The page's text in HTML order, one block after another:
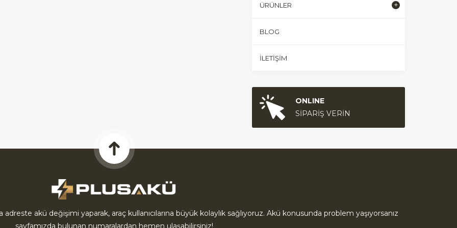
ÜRÜNLER
BLOG
İLETIŞIM
ONLINE
SİPARİŞ VERİN
akü değişimi yaparak, araç kullanıcılarına büyük kolaylık sağlıyoruz. Akü konusunda problem yaşıyorsanız
sayfamızda bulunan numaralardan hemen ulaşabilirsiniz!